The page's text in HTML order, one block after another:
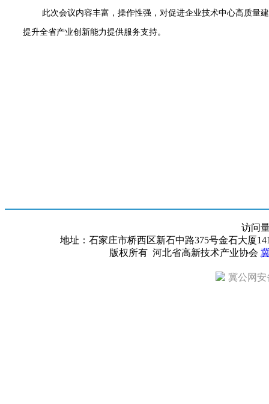
此次会议内容丰富，操作性强，对促进企业技术中心高质量
提升全省产业创新能力提供服务支持。
访问
地址：石家庄市桥西区新石中路375号金石大厦
版权所有 河北省高新技术产业协会
冀公网安